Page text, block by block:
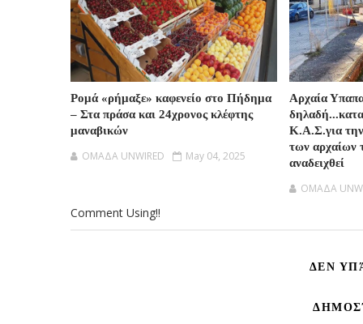
Ρομά «ρήμαξε» καφενείο στο Πήδημα
– Στα πράσα και 24χρονος κλέφτης
μαναβικών
OMAΔΑ UNWIRED May 04, 2025
Αρχαία
Κ.Α.Σ.για
των αρχαίων
αναδειχθεί
OMAΔΑ
Comment Using!!
ΔΕΝ